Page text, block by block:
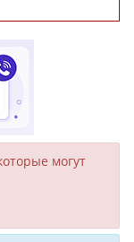
могут